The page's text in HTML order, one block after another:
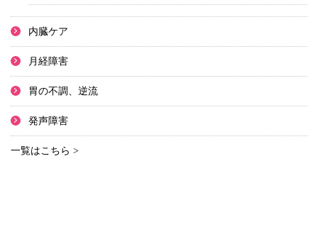
内臓ケア
月経障害
胃の不調、逆流
発声障害
一覧はこちら >